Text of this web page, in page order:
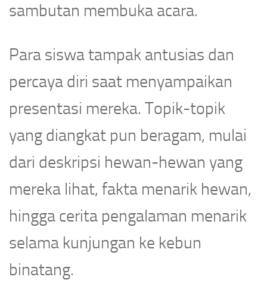
sambutan membuka acara.
Para siswa tampak antusias dan
percaya diri saat menyampaikan
presentasi mereka. Topik-topik
yang diangkat pun beragam, mulai
dari deskripsi hewan-hewan yang
mereka lihat, fakta menarik hewan,
hingga cerita pengalaman menarik
selama kunjungan ke kebun
binatang.